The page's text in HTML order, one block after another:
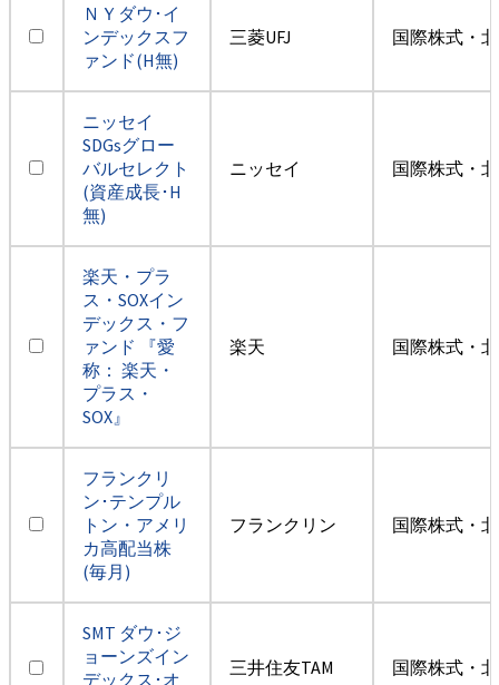
ＮＹダウ･イ
ンデックスフ
ァンド(H無)
三菱UFJ 国際株式・
ニッセイ
SDGsグロー
バルセレクト
(資産成長･H
無)
ニッセイ 国際株式・
楽天・プラ
ス・SOXイン
デックス・フ
ァンド 『愛
称： 楽天・
プラス・
SOX』
楽天 国際株式・
フランクリ
ン･テンプル
トン・アメリ
カ高配当株
(毎月)
フランクリン 国際株式・
SMT ダウ･ジ
ョーンズイン
デックス･オ
三井住友TAM 国際株式・